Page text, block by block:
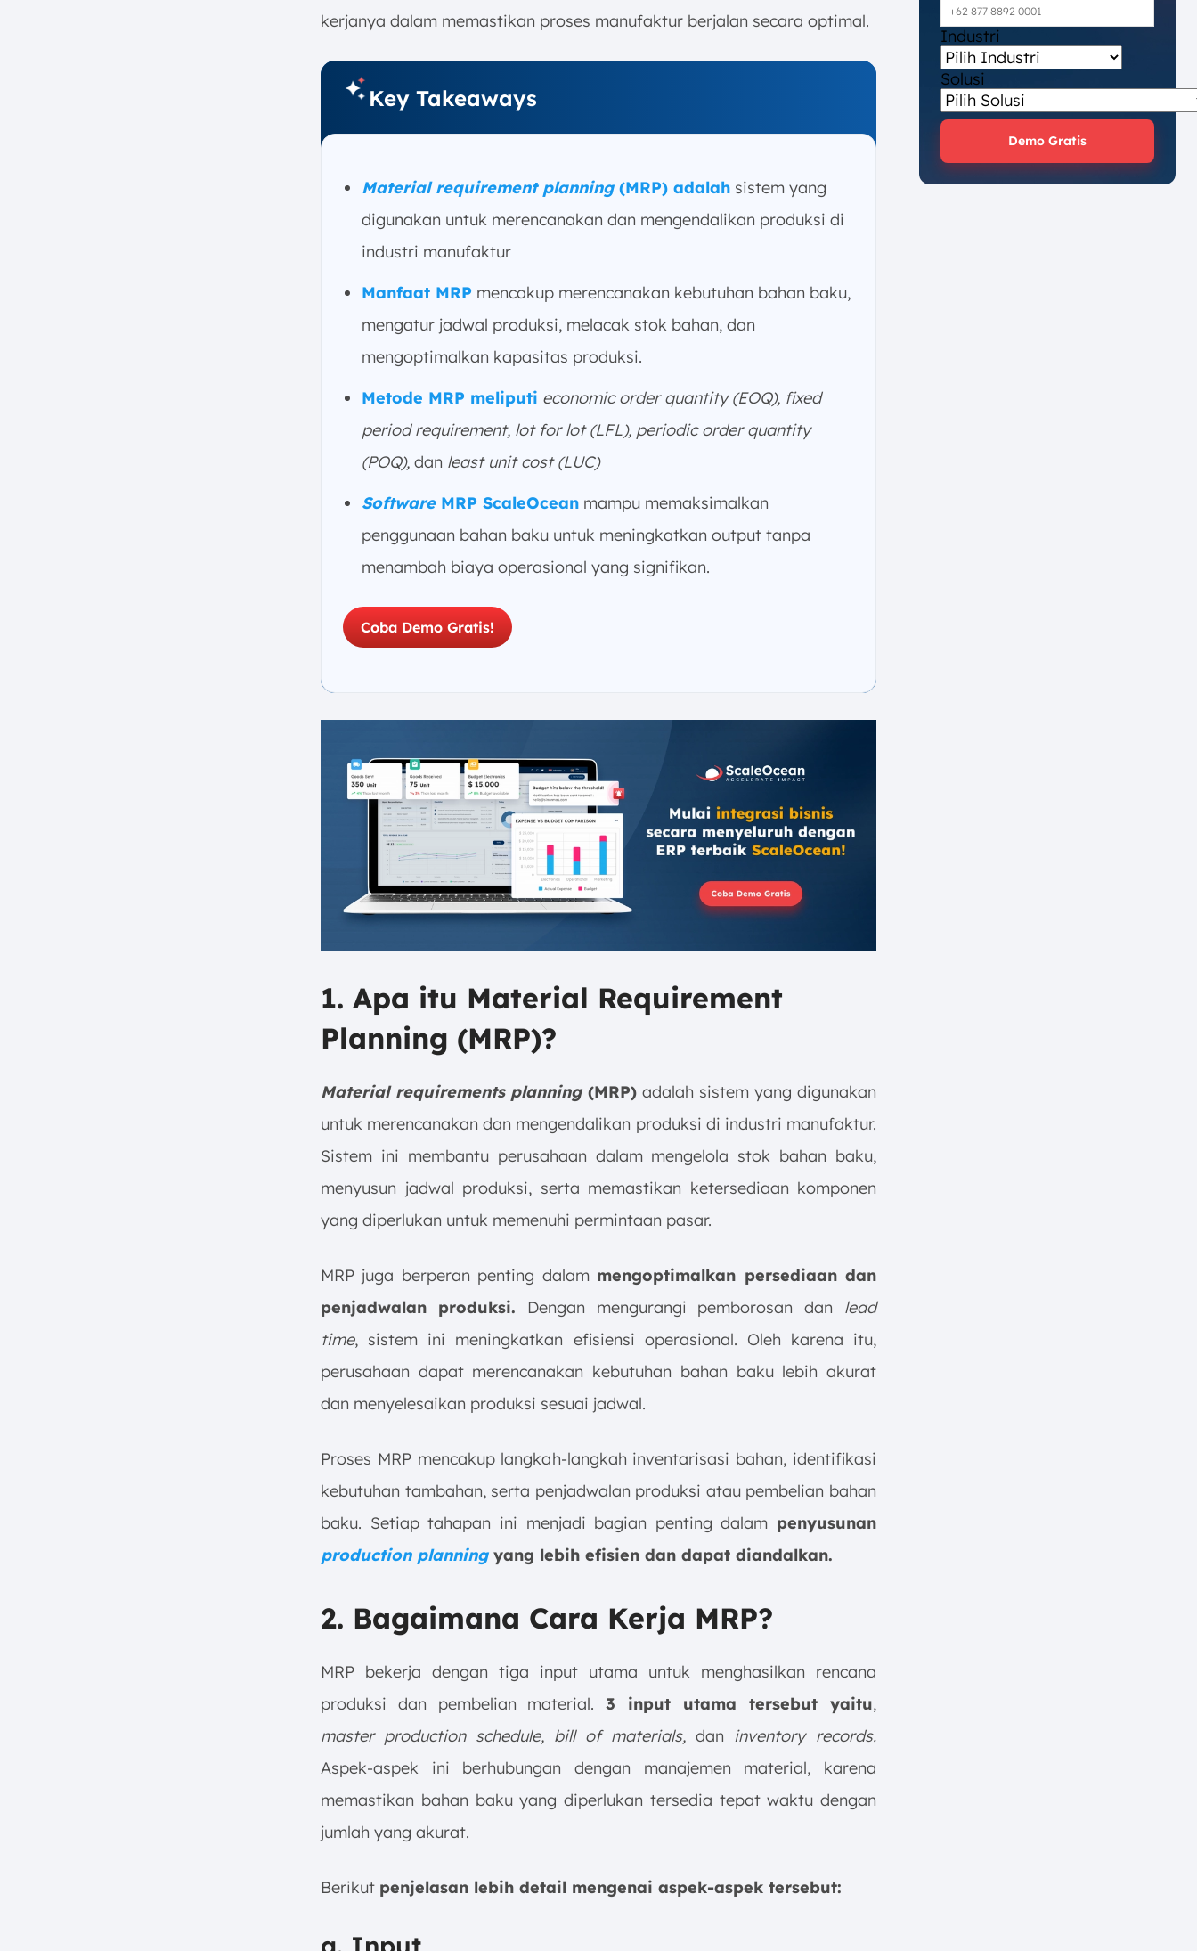
kerjanya dalam memastikan proses manufaktur berjalan secara optimal.
Key Takeaways
Material requirement planning(MRP) adalah sistem yang
digunakan untuk merencanakan dan mengendalikan produksi di
industri manufaktur
Manfaat MRP mencakup merencanakan kebutuhan bahan baku,
mengatur jadwal produksi, melacak stok bahan, dan
mengoptimalkan kapasitas produksi.
Metode MRP meliputi economic order quantity (EOQ), fixed
period requirement, lot for lot (LFL), periodic order quantity
(POQ), dan least unit cost (LUC)
SoftwareMRP ScaleOcean mampu memaksimalkan
penggunaan bahan baku untuk meningkatkan output tanpa
menambah biaya operasional yang signifikan.
Coba Demo Gratis!
1. Apa itu Material Requirement
Planning (MRP)?
Material requirements planning(MRP) adalah sistem yang digunakan
untuk merencanakan dan mengendalikan produksi di industri manufaktur.
Sistem ini membantu perusahaan dalam mengelola stok bahan baku,
menyusun jadwal produksi, serta memastikan ketersediaan komponen
yang diperlukan untuk memenuhi permintaan pasar.
MRP juga berperan penting dalam mengoptimalkan persediaan dan
penjadwalan produksi. Dengan mengurangi pemborosan dan lead
time, sistem ini meningkatkan efisiensi operasional. Oleh karena itu,
perusahaan dapat merencanakan kebutuhan bahan baku lebih akurat
dan menyelesaikan produksi sesuai jadwal.
Proses MRP mencakup langkah-langkah inventarisasi bahan, identifikasi
kebutuhan tambahan, serta penjadwalan produksi atau pembelian bahan
baku. Setiap tahapan ini menjadi bagian penting dalam penyusunan
production planningyang lebih efisien dan dapat diandalkan.
2. Bagaimana Cara Kerja MRP?
MRP bekerja dengan tiga input utama untuk menghasilkan rencana
produksi dan pembelian material. 3 input utama tersebut yaitu,
master production schedule, bill of materials, dan inventory records.
Aspek-aspek ini berhubungan dengan manajemen material, karena
memastikan bahan baku yang diperlukan tersedia tepat waktu dengan
jumlah yang akurat.
Berikut penjelasan lebih detail mengenai aspek-aspek tersebut:
Industri
Solusi
Demo Gratis